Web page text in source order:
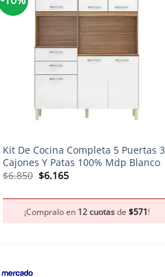
Kit De Cocina Completa 5 Puertas 3
Cajones Y Patas 100% Mdp Blanco
$6.850 El
$6.850.
$6.165El
$6.165.
¡Compralo en 12 cuotasde$571!